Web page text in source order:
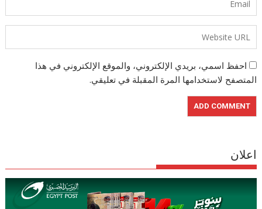
احفظ اسمي، بريدي الإلكتروني، والموقع الإلكتروني في هذا
المتصفح لاستخدامها المرة المقبلة في تعليقي.
اعلان